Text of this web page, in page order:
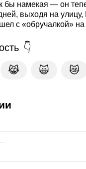
бы намекая — он
выходя на улицу,
с «обручалкой» на
😹 🙀 😿